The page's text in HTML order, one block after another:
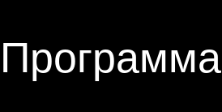
Программа